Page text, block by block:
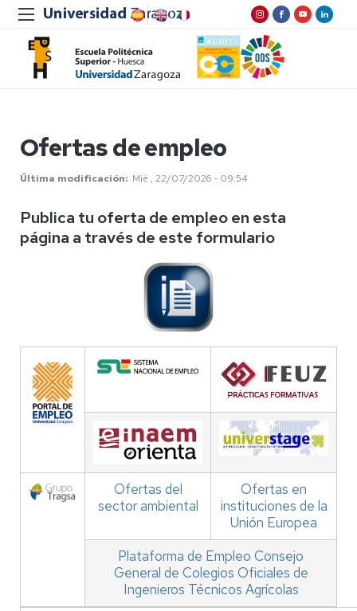
Ofertas de empleo
Última modificación Mié , 22/07/2026 - 09:54
Publica tu oferta de empleo en esta
página a través de este formulario
Ofertas del
sector ambiental
Ofertas en
instituciones de la
Unión Europea
Plataforma de Empleo Consejo
General de Colegios Oficiales de
Ingenieros Técnicos Agrícolas